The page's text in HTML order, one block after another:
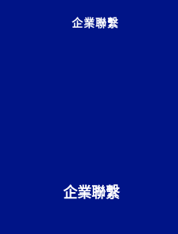
企業聯繫
企業聯繫